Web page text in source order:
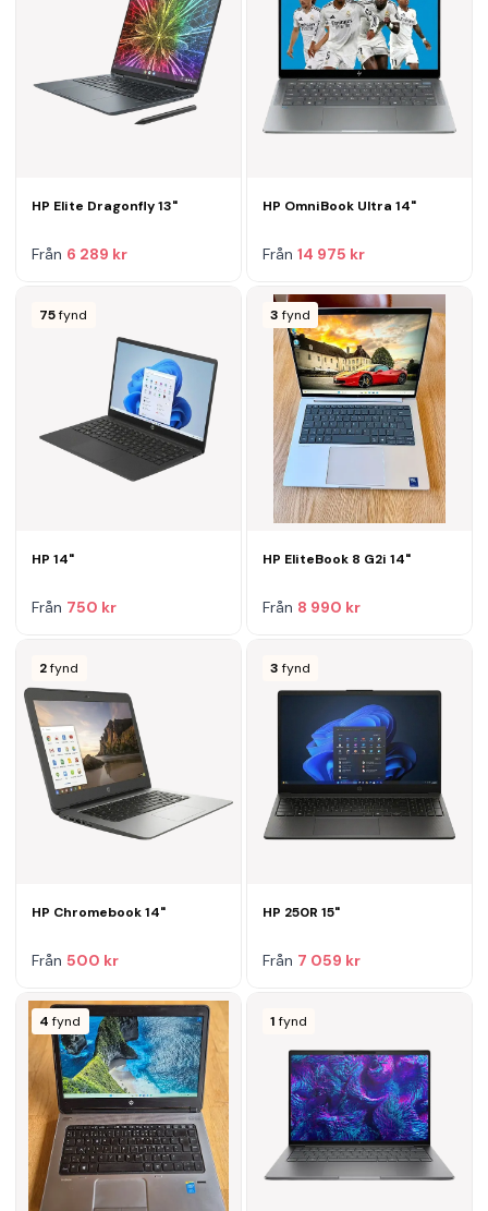
HP Elite Dragonfly 13"
Från 6 289 kr
HP OmniBook Ultra 14"
Från 14 975 kr
75 fynd
HP 14"
Från 750 kr
3 fynd
HP EliteBook 8 G2i 14"
Från 8 990 kr
2 fynd
HP Chromebook 14"
Från 500 kr
3 fynd
HP 250R 15"
Från 7 059 kr
4 fynd 1 fynd